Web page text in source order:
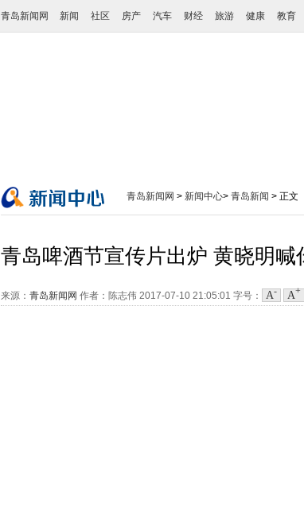
青岛新闻网 新闻 社区 房产 汽车 财经 旅游 健康 教育
青岛新闻网 > 新闻中心> 青岛新闻 > 正文
青岛啤酒节宣传片出炉 黄晓明喊
来源： 青岛新闻网 作者：陈志伟 2017-07-10 21:05:01 字号： A- A+